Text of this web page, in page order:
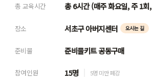
총 교육시간 총 6시간 (매주 화요일, 주 1
장소 서초구 아버지센터 오시는 길
준비물 준비물키트 공동구매
참여인원 15명 5명 미만 폐강